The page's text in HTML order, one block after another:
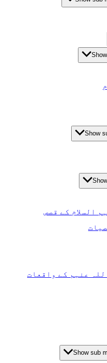
Show
السلام کے قصص
عنہم کے واقعات
Show sub